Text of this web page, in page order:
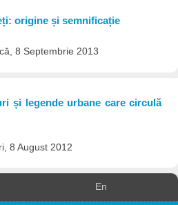
origine și semnificație
8 Septembrie 2013
și legende urbane care circulă
8 August 2012
En